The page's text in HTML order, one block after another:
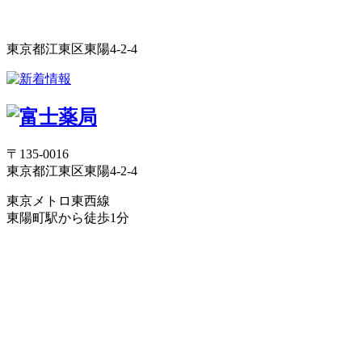
東京都江東区東陽4-2-4
〒135-0016
東京都江東区東陽4-2-4
東京メトロ東西線
東陽町駅から徒歩1分